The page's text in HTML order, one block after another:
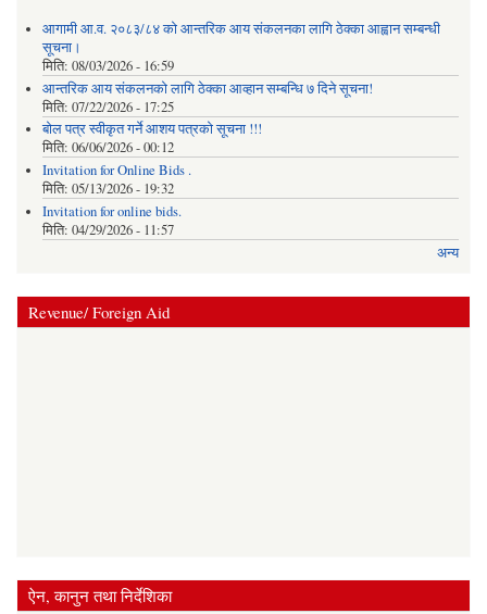
आगामी आ.व. २०८३/८४ को आन्तरिक आय संकलनका लागि ठेक्का आह्वान सम्बन्धी
सूचना।
मिति: 08/03/2026 - 16:59
आन्तरिक आय संकलनको लागि ठेक्‍का आव्हान सम्बन्धि ७ दिने सूचना!
मिति: 07/22/2026 - 17:25
बोल पत्र स्वीकृत गर्ने आशय पत्रको सूचना !!!
मिति: 06/06/2026 - 00:12
Invitation for Online Bids .
मिति: 05/13/2026 - 19:32
Invitation for online bids.
मिति: 04/29/2026 - 11:57
अन्य
Revenue/ Foreign Aid
ऐन, कानुन तथा निर्देशिका